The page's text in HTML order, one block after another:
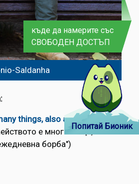
Saldanha
къде да намерите със
СВОБОДЕН ДОСТЪП
things, also a daily
е много неща,
борба")
Попитай Бионик